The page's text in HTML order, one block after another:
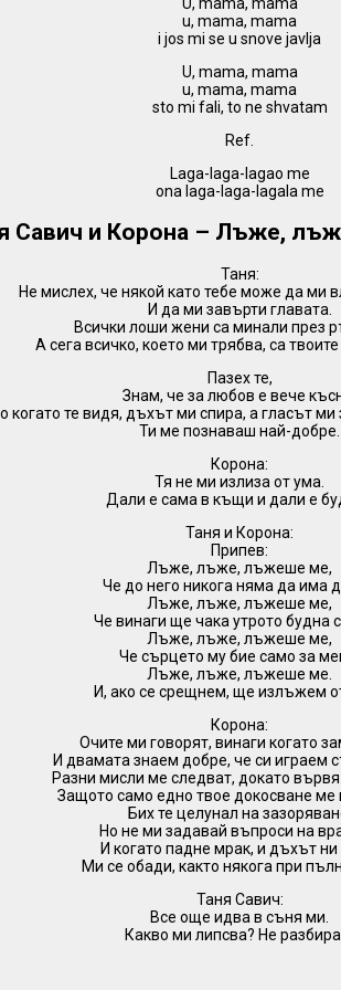
u, mama, mama
i jos mi se u snove javlja
U, mama, mama
u, mama, mama
sto mi fali, to ne shvatam
Ref.
Laga-laga-lagao me
ona laga-laga-lagala me
Савич и Корона – Лъже,
Таня:
Не мислех, че някой като тебе може да ми
И да ми завърти главата.
Всички лоши жени са минали през
А сега всичко, което ми трябва, са
Пазех те,
Знам, че за любов е вече
когато те видя, дъхът ми спира, а гласът
Ти ме познаваш най-добре.
Корона:
Тя не ми излиза от ума.
Дали е сама в къщи и дали е
Таня и Корона:
Припев:
Лъже, лъже, лъжеше ме,
Че до него никога няма да има
Лъже, лъже, лъжеше ме,
Че винаги ще чака утрото будна
Лъже, лъже, лъжеше ме,
Че сърцето му бие само за
Лъже, лъже, лъжеше ме.
И, ако се срещнем, ще излъжем
Корона:
Очите ми говорят, винаги когато
И двамата знаем добре, че си играем
Разни мисли ме следват, докато
Защото само едно твое докосване ме
Бих те целунал на
Но не ми задавай въпроси на
И когато падне мрак, и дъхът ни
Ми се обади, както някога при
Таня Савич:
Все още идва в съня ми.
Какво ми липсва? Не